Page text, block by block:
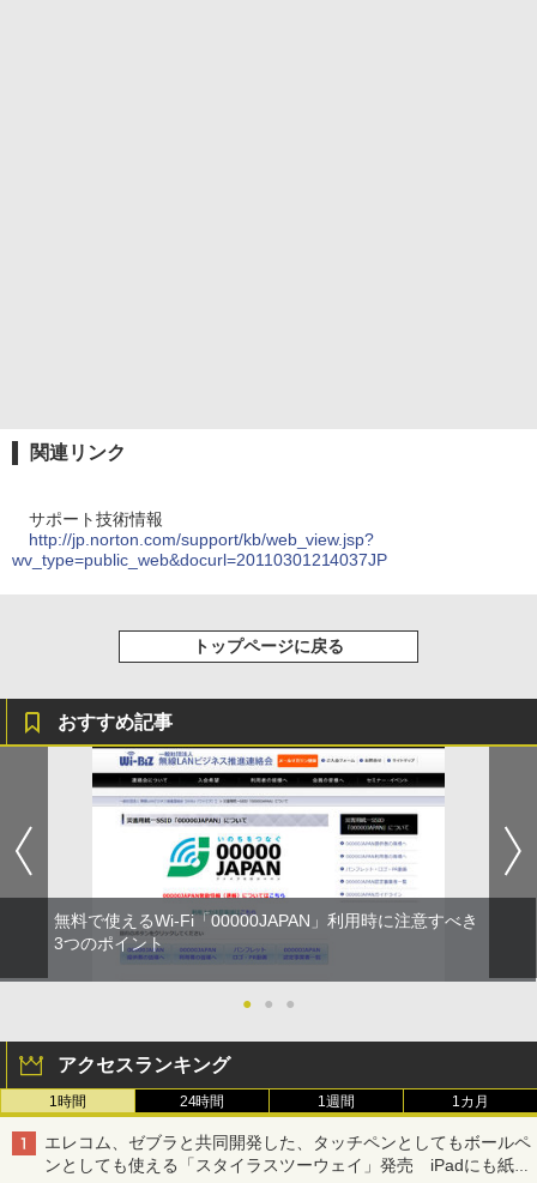
関連リンク
サポート技術情報
http://jp.norton.com/support/kb/web_view.jsp?
wv_type=public_web&docurl=20110301214037JP
トップページに戻る
おすすめ記事
無料で使えるWi-Fi「00000JAPAN」利用時に注意すべき
3つのポイント
● ● ●
アクセスランキング
1時間 24時間 1週間 1カ月
エレコム、ゼブラと共同開発した、タッチペンとしてもボールペ
ンとしても使える「スタイラスツーウェイ」発売 iPadにも紙に